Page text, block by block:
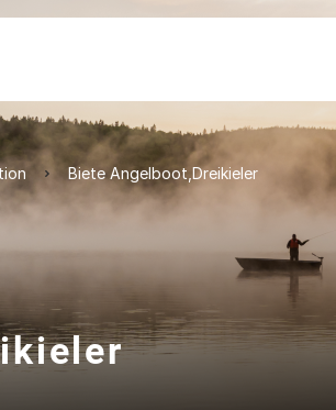
Biete Angelboot,Dreikieler